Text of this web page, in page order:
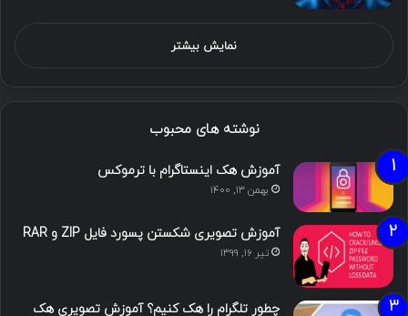
نمایش بیشتر
نوشته های محبوب
آموزش هک اینستاگرام با ترموکس
بهمن ۱۳, ۱۴۰۰
آموزش تصویری شکستن پسورد فایل ZIP و RAR
تیر ۱۶, ۱۳۹۹
چطور تلگرام را هک کنیم؟ آموزش تصویری هک